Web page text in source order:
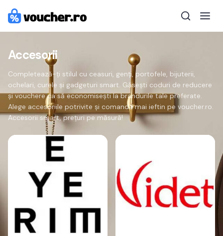
Accesorii
Completează-ți stilul cu ceasuri, genți, portofele, bijuterii,
ochelari, curele și gadgeturi smart. Găsești coduri de reducere
și vouchere ca să economisești la brandurile tale preferate.
Alege accesoriile potrivite și comandă mai ieftin pe voucher.ro.
Accesorii smart, prețuri pe măsură!